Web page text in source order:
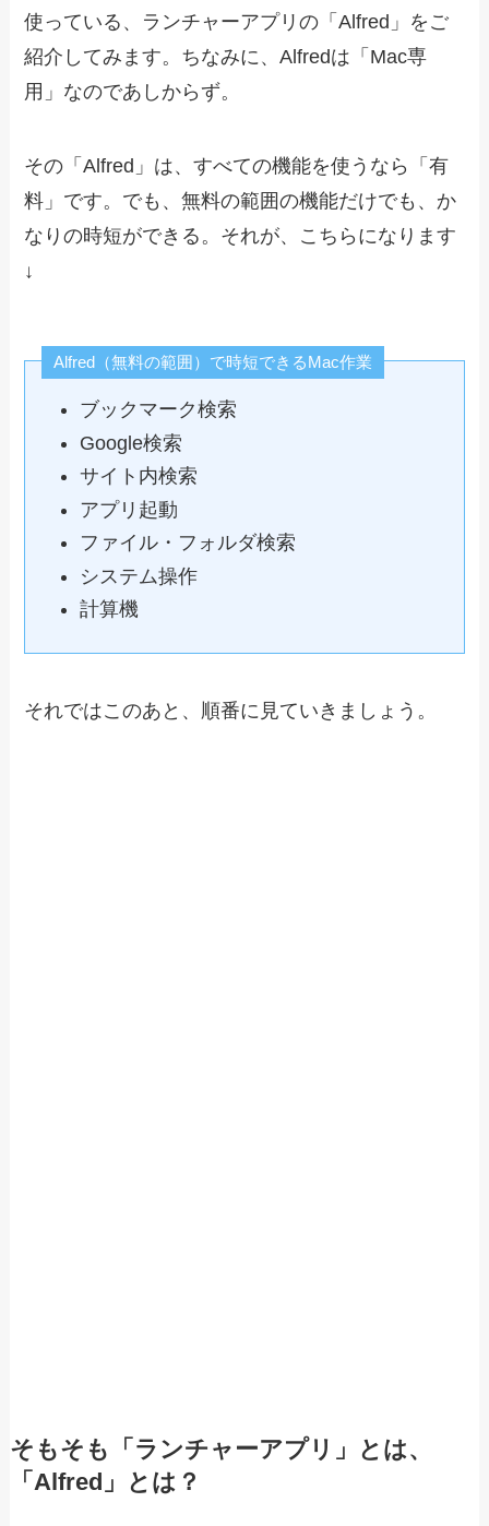
使っている、ランチャーアプリの「Alfred」をご
紹介してみます。ちなみに、Alfredは「Mac専
用」なのであしからず。
その「Alfred」は、すべての機能を使うなら「有
料」です。でも、無料の範囲の機能だけでも、か
なりの時短ができる。それが、こちらになります
↓
Alfred（無料の範囲）で時短できるMac作業
ブックマーク検索
Google検索
サイト内検索
アプリ起動
ファイル・フォルダ検索
システム操作
計算機
それではこのあと、順番に見ていきましょう。
そもそも「ランチャーアプリ」とは、
「Alfred」とは？